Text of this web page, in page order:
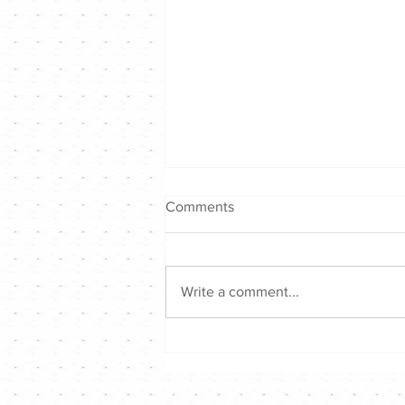
Favourite第二最愛》｜
Comments
Write a comment...